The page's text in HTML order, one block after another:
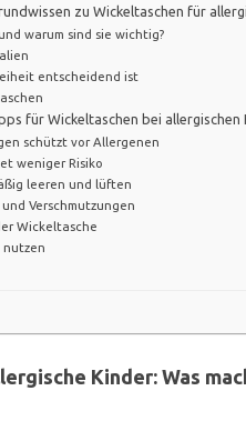
zu Wickeltaschen für
warum sind sie wichtig?
entscheidend ist
für Wickeltaschen bei allergischen
schützt vor Allergenen
weniger Risiko
leeren und lüften
Verschmutzungen
Wickeltasche
nutzen
Kinder: Was